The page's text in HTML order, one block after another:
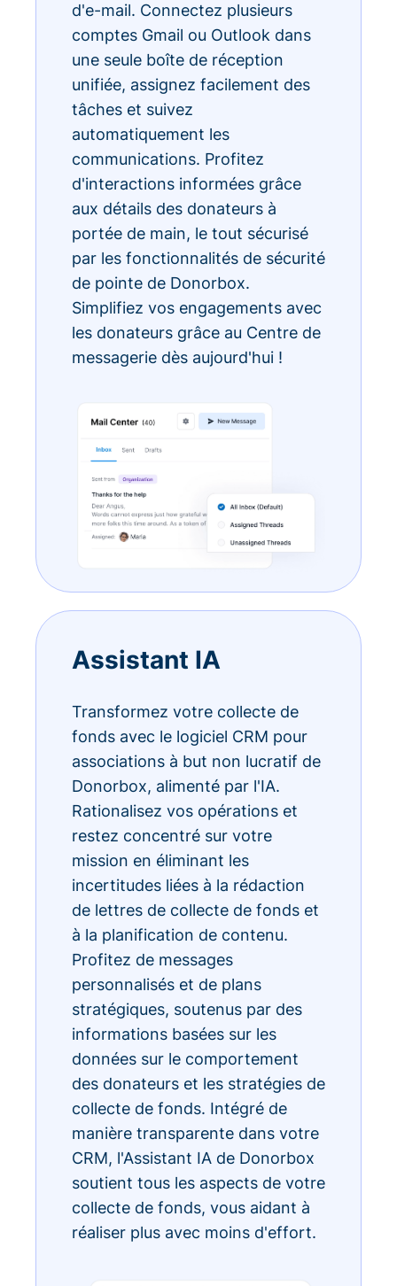
d'e-mail. Connectez plusieurs
comptes Gmail ou Outlook dans
une seule boîte de réception
unifiée, assignez facilement des
tâches et suivez
automatiquement les
communications. Profitez
d'interactions informées grâce
aux détails des donateurs à
portée de main, le tout sécurisé
par les fonctionnalités de sécurité
de pointe de Donorbox.
Simplifiez vos engagements avec
les donateurs grâce au Centre de
messagerie dès aujourd'hui !
Assistant IA
Transformez votre collecte de
fonds avec le logiciel CRM pour
associations à but non lucratif de
Donorbox, alimenté par l'IA.
Rationalisez vos opérations et
restez concentré sur votre
mission en éliminant les
incertitudes liées à la rédaction
de lettres de collecte de fonds et
à la planification de contenu.
Profitez de messages
personnalisés et de plans
stratégiques, soutenus par des
informations basées sur les
données sur le comportement
des donateurs et les stratégies de
collecte de fonds. Intégré de
manière transparente dans votre
CRM, l'Assistant IA de Donorbox
soutient tous les aspects de votre
collecte de fonds, vous aidant à
réaliser plus avec moins d'effort.